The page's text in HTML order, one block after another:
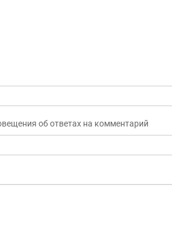
об ответах на комментарий